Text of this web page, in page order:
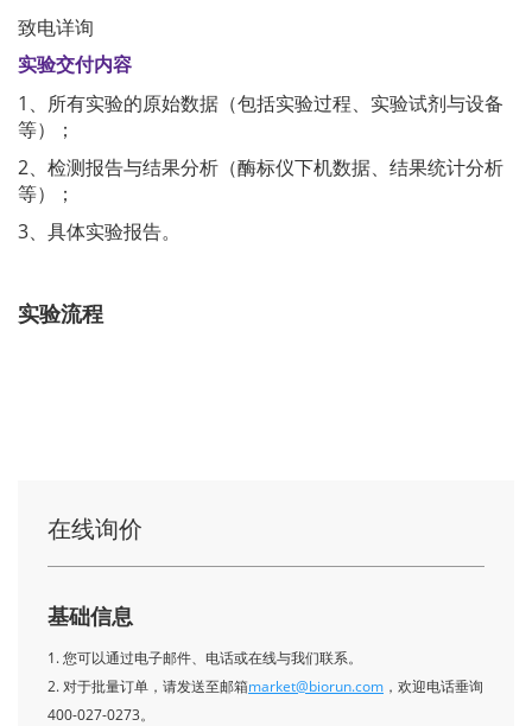
致电详询
实验交付内容
1、所有实验的原始数据（包括实验过程、实验试剂与设备
等）；
2、检测报告与结果分析（酶标仪下机数据、结果统计分析
等）；
3、具体实验报告。
实验流程
在线询价
基础信息
1. 您可以通过电子邮件、电话或在线与我们联系。
2. 对于批量订单，请发送至邮箱market@biorun.com ，欢迎电话垂询
400-027-0273。